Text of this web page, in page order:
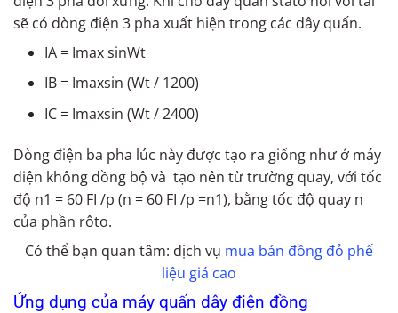
sẽ có dòng điện 3 pha xuất hiện trong các dây quấn.
IA = Imax sinWt
IB = Imaxsin (Wt / 1200)
IC = Imaxsin (Wt / 2400)
Dòng điện ba pha lúc này được tạo ra giống như ở máy
điện không đồng bộ và tạo nên từ trường quay, với tốc
độ n1 = 60 FI /p (n = 60 FI /p =n1), bằng tốc độ quay n
của phần rôto.
Có thể bạn quan tâm: dịch vụ mua bán đồng đỏ phế
liệu giá cao
Ứng dụng của máy quấn dây điện đồng